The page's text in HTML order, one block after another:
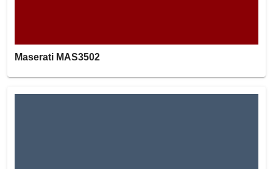
Maserati MAS3502